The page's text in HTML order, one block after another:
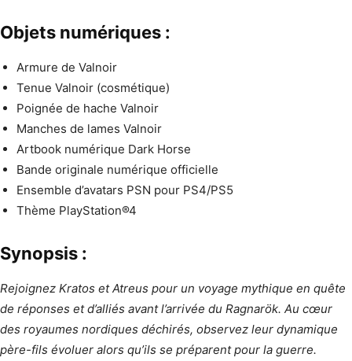
Objets numériques :
Armure de Valnoir
Tenue Valnoir (cosmétique)
Poignée de hache Valnoir
Manches de lames Valnoir
Artbook numérique Dark Horse
Bande originale numérique officielle
Ensemble d’avatars PSN pour PS4/PS5
Thème PlayStation®4
Synopsis :
Rejoignez Kratos et Atreus pour un voyage mythique en quête
de réponses et d’alliés avant l’arrivée du Ragnarök. Au cœur
des royaumes nordiques déchirés, observez leur dynamique
père-fils évoluer alors qu’ils se préparent pour la guerre.